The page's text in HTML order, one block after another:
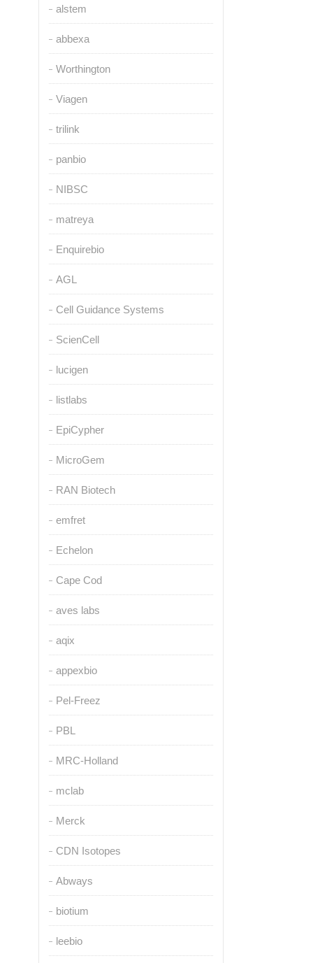
alstem
abbexa
Worthington
Viagen
trilink
panbio
NIBSC
matreya
Enquirebio
AGL
Cell Guidance Systems
ScienCell
lucigen
listlabs
EpiCypher
MicroGem
RAN Biotech
emfret
Echelon
Cape Cod
aves labs
aqix
appexbio
Pel-Freez
PBL
MRC-Holland
mclab
Merck
CDN Isotopes
Abways
biotium
leebio